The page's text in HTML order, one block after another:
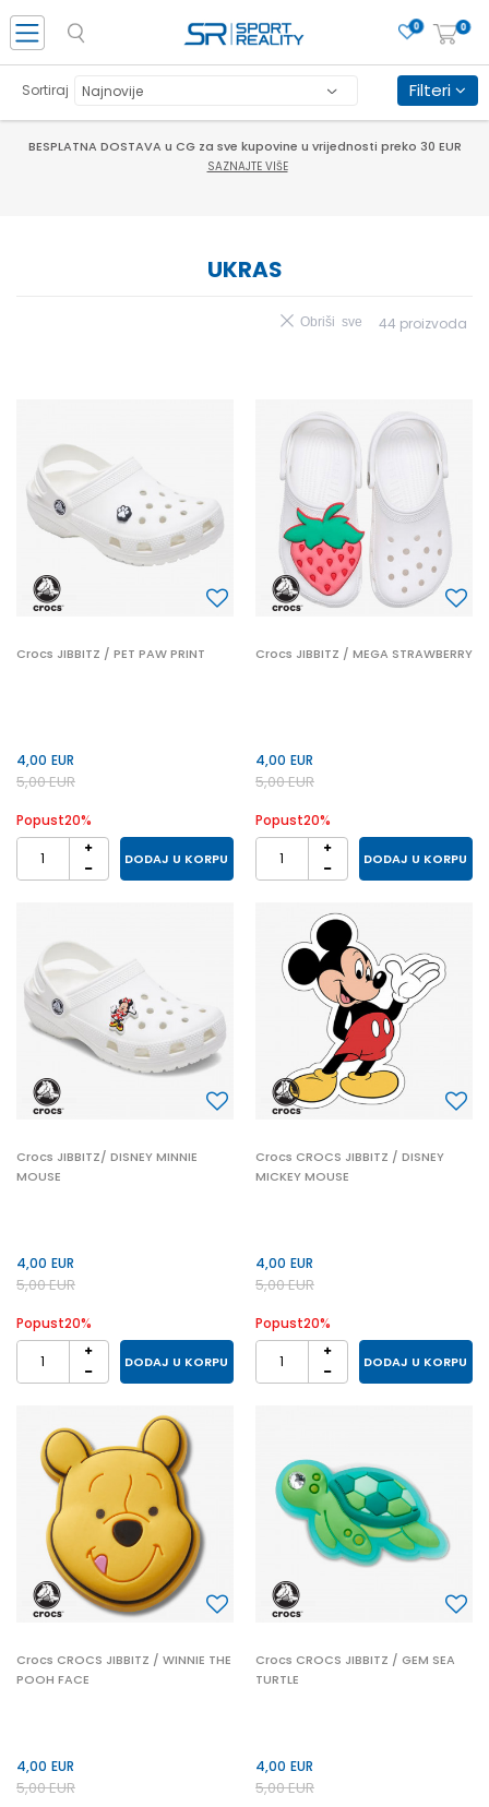
0
0
CLICK & COLLECT Platite karticom online i preuzmite u prodavnici po vašem
izboru
UKRAS
Sortiraj Filteri
44 proizvoda
Obriši sve
Crocs JIBBITZ / PET PAW PRINT
4,00 EUR
5,00EUR
Popust20%
DODAJ U KORPU
Crocs JIBBITZ / MEGA STRAWBERRY
4,00 EUR
5,00EUR
Popust20%
DODAJ U KORPU
Crocs JIBBITZ/ DISNEY MINNIE
MOUSE
4,00 EUR
5,00EUR
Popust20%
DODAJ U KORPU
Crocs CROCS JIBBITZ / DISNEY
MICKEY MOUSE
4,00 EUR
5,00EUR
Popust20%
DODAJ U KORPU
Crocs CROCS JIBBITZ / WINNIE THE
POOH FACE
4,00 EUR
5,00EUR
Crocs CROCS JIBBITZ / GEM SEA
TURTLE
4,00 EUR
5,00EUR